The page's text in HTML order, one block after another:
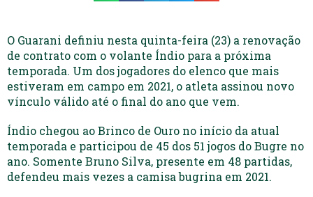
O Guarani definiu nesta quinta-feira (23) a renovação
de contrato com o volante Índio para a próxima
temporada. Um dos jogadores do elenco que mais
estiveram em campo em 2021, o atleta assinou novo
vínculo válido até o final do ano que vem.
Índio chegou ao Brinco de Ouro no início da atual
temporada e participou de 45 dos 51 jogos do Bugre no
ano. Somente Bruno Silva, presente em 48 partidas,
defendeu mais vezes a camisa bugrina em 2021.